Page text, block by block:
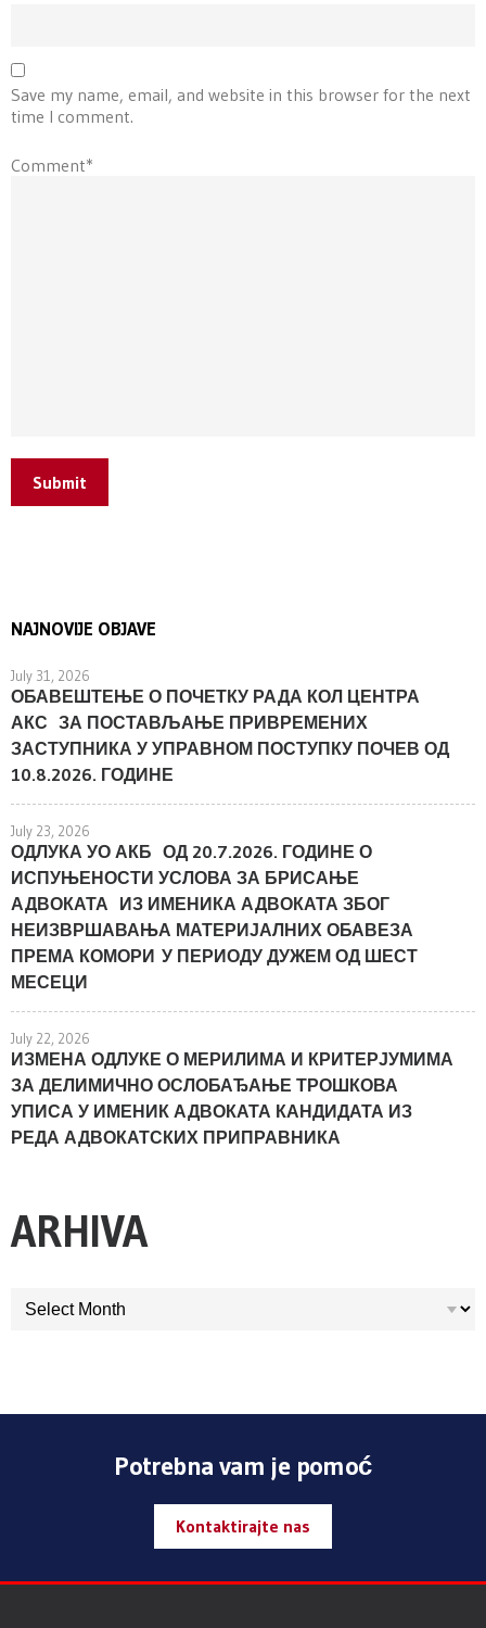
Save my name, email, and website in this browser for the next
time I comment.
Comment*
Submit
NAJNOVIJE OBJAVE
July 31, 2026
ОБАВЕШТЕЊЕ О ПОЧЕТКУ РАДА КОЛ ЦЕНТРА
АКС ЗА ПОСТАВЉАЊЕ ПРИВРЕМЕНИХ
ЗАСТУПНИКА У УПРАВНОМ ПОСТУПКУ ПОЧЕВ ОД
10.8.2026. ГОДИНЕ
July 23, 2026
ОДЛУКА УО АКБ ОД 20.7.2026. ГОДИНЕ О
ИСПУЊЕНОСТИ УСЛОВА ЗА БРИСАЊЕ
АДВОКАТА ИЗ ИМЕНИКА АДВОКАТА ЗБОГ
НЕИЗВРШАВАЊА МАТЕРИЈАЛНИХ ОБАВЕЗА
ПРЕМА КОМОРИ У ПЕРИОДУ ДУЖЕМ ОД ШЕСТ
МЕСЕЦИ
July 22, 2026
ИЗМЕНА ОДЛУКЕ О МЕРИЛИМА И КРИТЕРЈУМИМА
ЗА ДЕЛИМИЧНО ОСЛОБАЂАЊЕ ТРОШКОВА
УПИСА У ИМЕНИК АДВОКАТА КАНДИДАТА ИЗ
РЕДА АДВОКАТСКИХ ПРИПРАВНИКА
ARHIVA
ARHIVA
Potrebna vam je pomoć
Kontaktirajte nas